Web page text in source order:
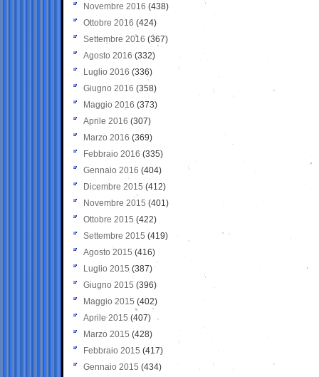
Novembre 2016 (438)
Ottobre 2016 (424)
Settembre 2016 (367)
Agosto 2016 (332)
Luglio 2016 (336)
Giugno 2016 (358)
Maggio 2016 (373)
Aprile 2016 (307)
Marzo 2016 (369)
Febbraio 2016 (335)
Gennaio 2016 (404)
Dicembre 2015 (412)
Novembre 2015 (401)
Ottobre 2015 (422)
Settembre 2015 (419)
Agosto 2015 (416)
Luglio 2015 (387)
Giugno 2015 (396)
Maggio 2015 (402)
Aprile 2015 (407)
Marzo 2015 (428)
Febbraio 2015 (417)
Gennaio 2015 (434)